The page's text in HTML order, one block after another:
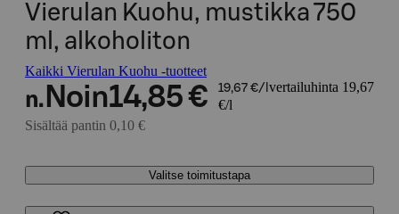
Vierulan Kuohu, mustikka 750
ml, alkoholiton
Kaikki Vierulan Kuohu -tuotteet
n. Noin14,85 € 19,67 €/l vertailuhinta 19,67
€/l
Sisältää pantin 0,10 €
Valitse toimitustapa